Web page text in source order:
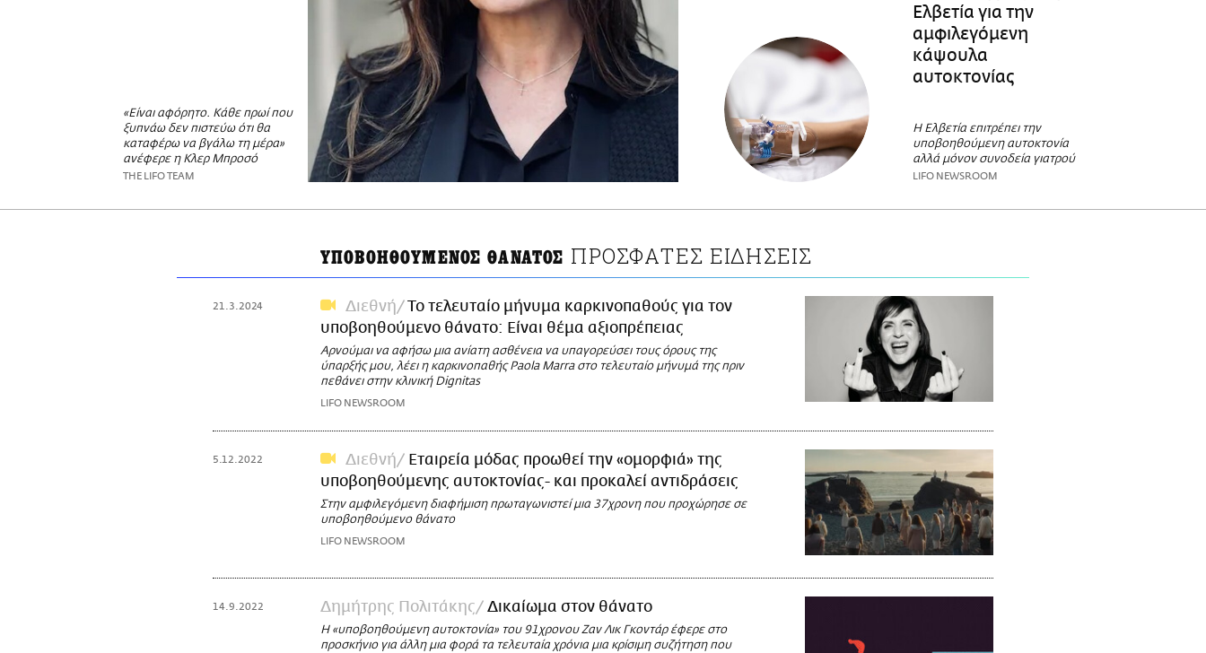
«Είναι αφόρητο. Κάθε πρωί που
ξυπνάω δεν πιστεύω ότι θα
καταφέρω να βγάλω τη μέρα»
ανέφερε η Κλερ Μπροσό
THE LIFO TEAM
Ελβετία για την
αμφιλεγόμενη
κάψουλα
αυτοκτονίας
Η Ελβετία επιτρέπει την
υποβοηθούμενη αυτοκτονία
αλλά μόνον συνοδεία γιατρού
LIFO NEWSROOM
ΥΠΟΒΟΗΘΟΥΜΕΝΟΣ ΘΑΝΑΤΟΣ ΠΡΟΣΦΑΤΕΣ ΕΙΔΗΣΕΙΣ
21.3.2024 Διεθνή
Το τελευταίο μήνυμα καρκινοπαθούς για τον
υποβοηθούμενο θάνατο: Είναι θέμα αξιοπρέπειας
Αρνούμαι να αφήσω μια ανίατη ασθένεια να υπαγορεύσει τους όρους της
ύπαρξής μου, λέει η καρκινοπαθής Paola Marra στο τελευταίο μήνυμά της πριν
πεθάνει στην κλινική Dignitas
LIFO NEWSROOM
5.12.2022 Διεθνή
Εταιρεία μόδας προωθεί την «ομορφιά» της
υποβοηθούμενης αυτοκτονίας- και προκαλεί αντιδράσεις
Στην αμφιλεγόμενη διαφήμιση πρωταγωνιστεί μια 37χρονη που προχώρησε σε
υποβοηθούμενο θάνατο
LIFO NEWSROOM
14.9.2022 Δημήτρης Πολιτάκης Δικαίωμα στον θάνατο
Η «υποβοηθούμενη αυτοκτονία» του 91χρονου Ζαν Λικ Γκοντάρ έφερε στο
προσκήνιο για άλλη μια φορά τα τελευταία χρόνια μια κρίσιμη συζήτηση που